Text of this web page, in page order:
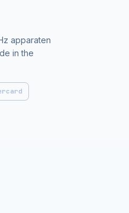
apparaten
in the